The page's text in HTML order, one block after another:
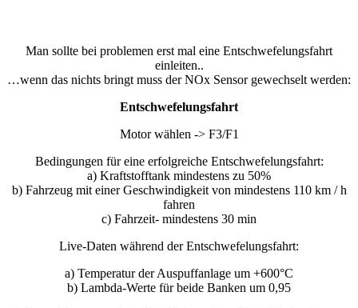
Man sollte bei problemen erst mal eine Entschwefelungsfahrt
einleiten..
…wenn das nichts bringt muss der NOx Sensor gewechselt werden:
Entschwefelungsfahrt
Motor wählen -> F3/F1
Bedingungen für eine erfolgreiche Entschwefelungsfahrt:
a) Kraftstofftank mindestens zu 50%
b) Fahrzeug mit einer Geschwindigkeit von mindestens 110 km / h
fahren
c) Fahrzeit- mindestens 30 min
Live-Daten während der Entschwefelungsfahrt:
a) Temperatur der Auspuffanlage um +600°C
b) Lambda-Werte für beide Banken um 0,95